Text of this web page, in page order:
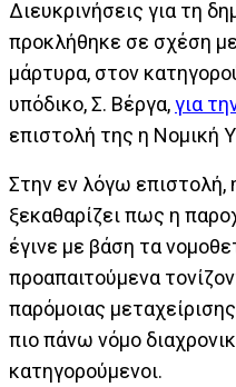
Διευκρινήσεις για τη
προκλήθηκε σε σχέση
μάρτυρα, στον
υπόδικο, Σ. Βέργα,για
επιστολή της η Νομική
Στην εν λόγω επιστολή,
ξεκαθαρίζει πως η
έγινε με βάση τα
προαπαιτούμενα
παρόμοιας
πιο πάνω νόμο
κατηγορούμενοι.